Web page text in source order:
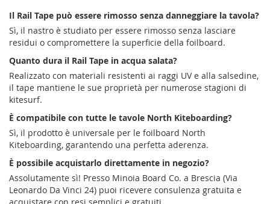
Il Rail Tape può essere rimosso senza danneggiare la tavola?
Sì, il nastro è studiato per essere rimosso senza lasciare
residui o compromettere la superficie della foilboard.
Quanto dura il Rail Tape in acqua salata?
Realizzato con materiali resistenti ai raggi UV e alla salsedine,
il tape mantiene le sue proprietà per numerose stagioni di
kitesurf.
È compatibile con tutte le tavole North Kiteboarding?
Sì, il prodotto è universale per le foilboard North
Kiteboarding, garantendo una perfetta aderenza.
È possibile acquistarlo direttamente in negozio?
Assolutamente sì! Presso Minoia Board Co. a Brescia (Via
Leonardo Da Vinci 24) puoi ricevere consulenza gratuita e